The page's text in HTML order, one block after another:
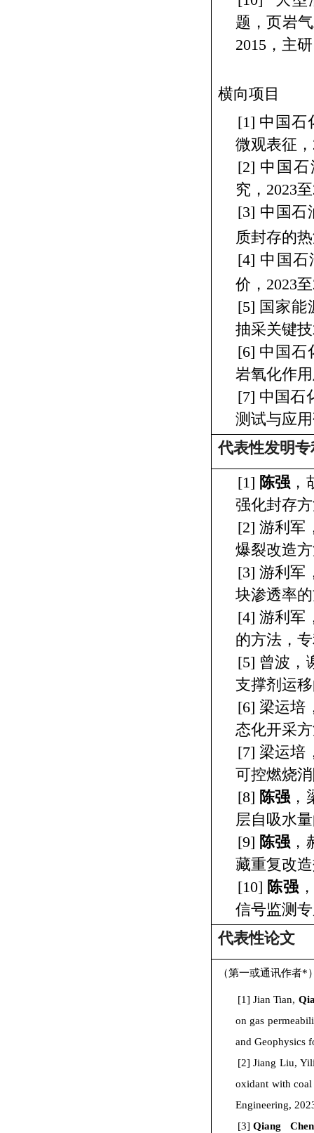
题，页岩
2015，主研
横向项目
[1] 中国石
微观表征，
[2] 中国
究， 2023至
[3] 中国石
质封存的
[4] 中国石
价， 2023至
[5] 国家能
抽采关键
[6] 中国石
岩氧化作
[7] 中国石
测试与应
代表性发明专
[1] 陈强
强化封存
[2] 游利军
爆裂改造
[3] 游利军
块渗透率
[4] 游利军
的方法，
[5] 曾波，
支撑剂运
[6] 梁运培
态化开采
[7] 梁运培
可控燃烧
[8] 陈强
层自吸水
[9] 陈强
藏重复改
[10] 陈强
信号监测
代表性论文
（第一或通讯作者*
[1] Jian Tian,
on gas
and Geophysics
[2]Jiang Liu,
oxidant with
Engineering,
[3] Qiang Chen